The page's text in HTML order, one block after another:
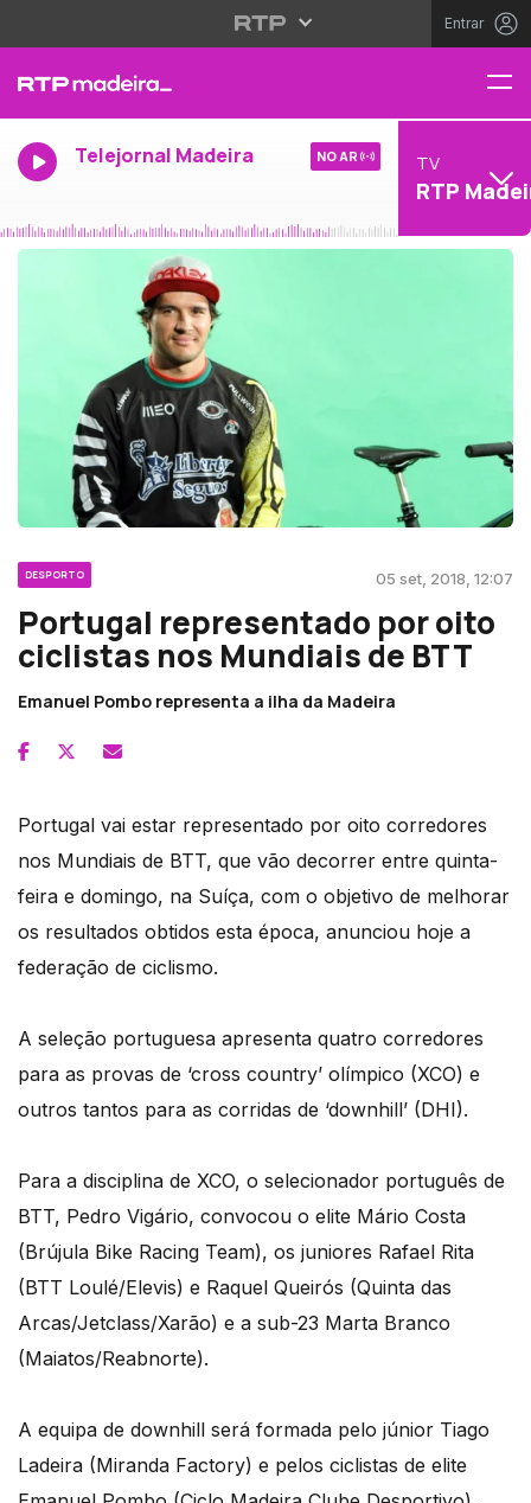
Entrar
Telejornal Madeira NO AR TV
RTP
DESPORTO 05 set, 2018, 12:07
Portugal representado por oito
ciclistas nos Mundiais de BTT
Emanuel Pombo representa a ilha da Madeira
Portugal vai estar representado por oito corredores
nos Mundiais de BTT, que vão decorrer entre quinta-
feira e domingo, na Suíça, com o objetivo de melhorar
os resultados obtidos esta época, anunciou hoje a
federação de ciclismo.
A seleção portuguesa apresenta quatro corredores
para as provas de ‘cross country’ olímpico (XCO) e
outros tantos para as corridas de ‘downhill’ (DHI).
Para a disciplina de XCO, o selecionador português de
BTT, Pedro Vigário, convocou o elite Mário Costa
(Brújula Bike Racing Team), os juniores Rafael Rita
(BTT Loulé/Elevis) e Raquel Queirós (Quinta das
Arcas/Jetclass/Xarão) e a sub-23 Marta Branco
(Maiatos/Reabnorte).
A equipa de downhill será formada pelo júnior Tiago
Ladeira (Miranda Factory) e pelos ciclistas de elite